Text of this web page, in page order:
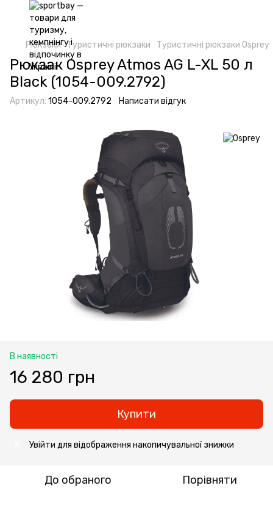
Рюкзаки Туристичні рюкзаки Туристичні рюкзаки Osprey
Рюкзак Osprey Atmos AG L-XL 50 л
Black (1054-009.2792)
Артикул: 1054-009.2792 Написати відгук
В наявності
16 280 грн
Купити
Увійти для відображення накопичувальної знижки
До обраного Порівняти